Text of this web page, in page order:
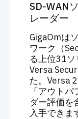
SD-WAN
レーダー
GigaOmは
ワーク（
る上位31ソ
Versa
た。Versa
「アウト
ダー評価を
入手できま